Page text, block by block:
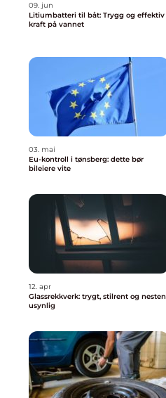
09. jun
Litiumbatteri til båt: Trygg og effektiv
kraft på vannet
03. mai
Eu-kontroll i tønsberg: dette bør
bileiere vite
12. apr
Glassrekkverk: trygt, stilrent og nesten
usynlig